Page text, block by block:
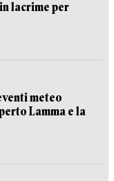
lacrime per
meteo
Lamma e la